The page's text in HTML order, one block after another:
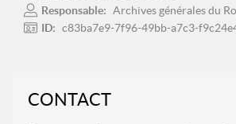
Responsable: Archives générales du
ID: c83ba7e9-7f96-49bb-a7c3-
CONTACT